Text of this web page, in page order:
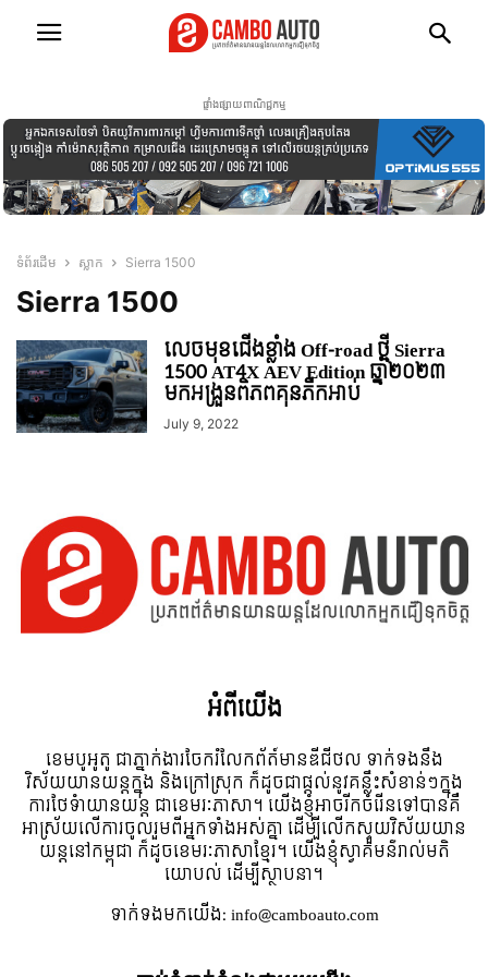
ផ្ទាំងផ្សាយពាណិជ្ជកម្ម
ទំព័រដើម ស្លាក Sierra 1500
Sierra 1500
លេចមុខជើងខ្លាំង Off-road ថ្មី Sierra
1500 AT4X AEV Edition ឆ្នាំ២០២៣
មកអង្រួនពិភពគុនភីកអាប់
July 9, 2022
អំពី​យើង
ខេមបូអូតូ ជាភ្នាក់ងារចែករំលែកព័ត៍មានឌីជីថល ទាក់ទងនឹង
វិស័យយានយន្តក្នុង និងក្រៅស្រុក ក៏ដូចជាផ្តល់នូវគន្លឹះសំខាន់ៗក្នុង
ការថែទំាយានយន្ត ជាខេមរៈភាសា។ យើងខ្ញុំអាចរីកចំរើនទៅបានគឺ
អាស្រ័យលើការចូលរួមពីអ្នកទាំងអស់គ្នា ដើម្បីលើកស្ទួយវិស័យយាន
យន្តនៅកម្ពុជា ក៏ដូចខេមរៈភាសាខ្មែរ។ យើងខ្ញុំស្វាគមន៌រាល់មតិ
យោបល់ ដើម្បីស្ថាបនា។
ទាក់ទង​មក​យើង:info@camboauto.com